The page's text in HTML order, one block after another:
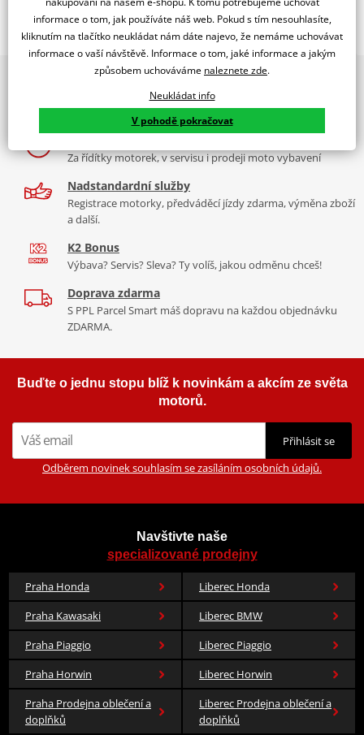
Popis a parametry
Jsme autorizovaný
dealer značky NGK
zapalovací svíčka Standard
NGK niklové zapalovací svíčkyjsou vybaveny speciálně
navrženou středovou elektrodou s V-drážkou, která zlepšuje
zapalitelnost směsi a snižuje zhášení plamene. Jádro z 98% čisté
mědi zajišťuje lepší odvod tepla pro spolehlivější starty a nižší
Závity válcované za studena zabraňují poškození závitu a
vzniku křížového závitu v hlavě válců
Třívrstvá povrchová úprava eliminuje nutnost použití pasty
proti zadření
NGK katalog 2017
Spec sheet – specifikační list NICKEL SPARK PLUGS
2x multibrand showroom
9 značek motocyklů, servis, oblečení, doplňky i náhradní
díly, to vše v Praze a Liberci
Za řídítky motorek, v servisu i prodeji moto vybavení
Nadstandardní služby
Registrace motorky, předváděcí jízdy zdarma, výměna zboží
a další.
K2 Bonus
Výbava? Servis? Sleva? Ty volíš, jakou odměnu chceš!
Doprava zdarma
S PPL Parcel Smart máš dopravu na každou objednávku
ZDARMA.
Buďte o jednu stopu blíž k novinkám a akcím ze světa
motorů.
Přihlásit se
Odběrem novinek souhlasím se zasíláním osobních údajů.
Navštivte naše
specializované prodejny
Praha Honda
Liberec Honda
Praha Kawasaki
Liberec BMW
Praha Piaggio
Liberec Piaggio
Praha Horwin
Liberec Horwin
Praha Prodejna oblečení a
doplňků
Liberec Prodejna oblečení a
doplňků
informace o tom, jak používáte náš web. Pokud s tím nesouhlasíte,
kliknutím na tlačítko neukládat nám dáte najevo, že nemáme uchovávat
informace o vaší návštěvě. Informace o tom, jaké informace a jakým
způsobem uchováváme naleznete zde.
Neukládat info
V pohodě pokračovat